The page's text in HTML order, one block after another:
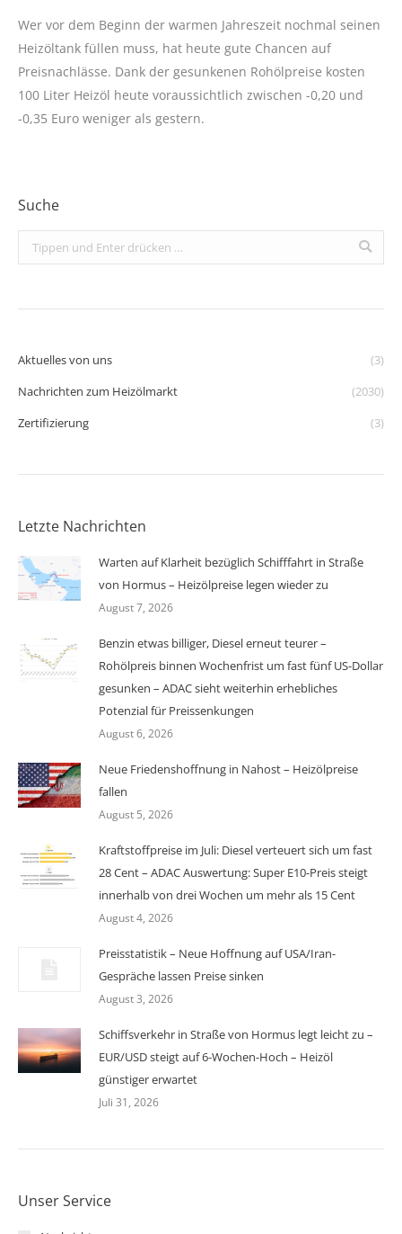
Wer vor dem Beginn der warmen Jahreszeit nochmal seinen
Heizöltank füllen muss, hat heute gute Chancen auf
Preisnachlässe. Dank der gesunkenen Rohölpreise kosten
100 Liter Heizöl heute voraussichtlich zwischen -0,20 und
-0,35 Euro weniger als gestern.
Suche
Search:
Aktuelles von uns
(3)
Nachrichten zum Heizölmarkt
(2030)
Zertifizierung
(3)
Letzte Nachrichten
Warten auf Klarheit bezüglich Schifffahrt in Straße
von Hormus – Heizölpreise legen wieder zu
August 7, 2026
Benzin etwas billiger, Diesel erneut teurer –
Rohölpreis binnen Wochenfrist um fast fünf US-Dollar
gesunken – ADAC sieht weiterhin erhebliches
Potenzial für Preissenkungen
August 6, 2026
Neue Friedenshoffnung in Nahost – Heizölpreise
fallen
August 5, 2026
Kraftstoffpreise im Juli: Diesel verteuert sich um fast
28 Cent – ADAC Auswertung: Super E10-Preis steigt
innerhalb von drei Wochen um mehr als 15 Cent
August 4, 2026
Preisstatistik – Neue Hoffnung auf USA/Iran-
Gespräche lassen Preise sinken
August 3, 2026
Schiffsverkehr in Straße von Hormus legt leicht zu –
EUR/USD steigt auf 6-Wochen-Hoch – Heizöl
günstiger erwartet
Juli 31, 2026
Unser Service